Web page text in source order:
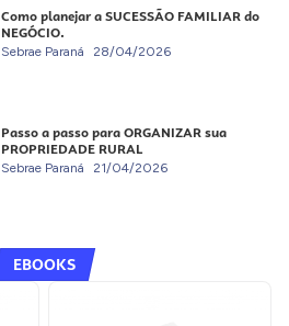
Como planejar a SUCESSÃO FAMILIAR do
NEGÓCIO.
Sebrae Paraná 28/04/2026
Passo a passo para ORGANIZAR sua
PROPRIEDADE RURAL
Sebrae Paraná 21/04/2026
EBOOKS